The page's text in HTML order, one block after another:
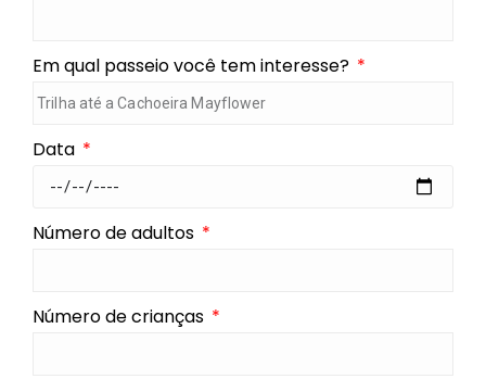
Em qual passeio você tem interesse?
Data
Número de adultos
Número de crianças